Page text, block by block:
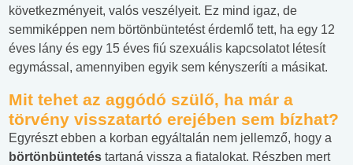
következményeit, valós veszélyeit. Ez mind igaz, de
semmiképpen nem börtönbüntetést érdemlő tett, ha egy 12
éves lány és egy 15 éves fiú szexuális kapcsolatot létesít
egymással, amennyiben egyik sem kényszeríti a másikat.
Mit tehet az aggódó szülő, ha már a
törvény visszatartó erejében sem bízhat?
Egyrészt ebben a korban egyáltalán nem jellemző, hogy a
börtönbüntetés tartaná vissza a fiatalokat. Részben mert